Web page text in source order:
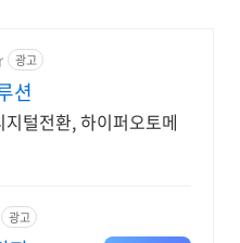
광고
션
털전환, 하이퍼오토메
광고